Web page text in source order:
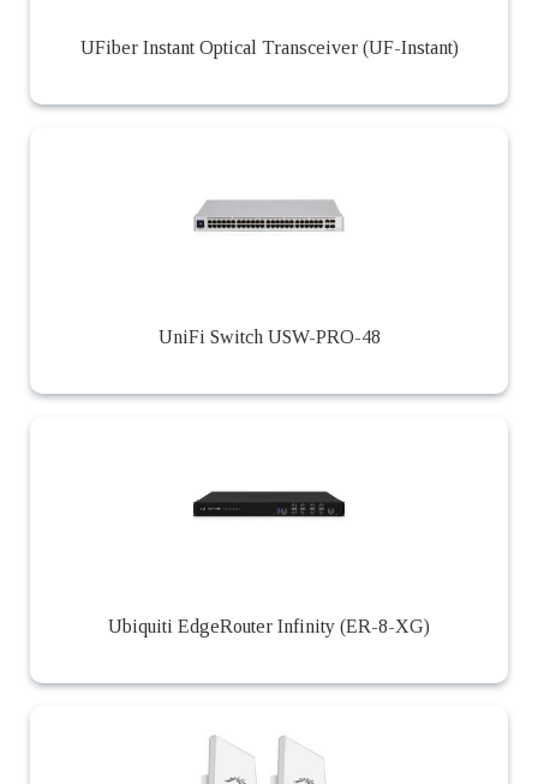
UFiber Instant Optical Transceiver (UF-Instant)
UniFi Switch USW-PRO-48
Ubiquiti EdgeRouter Infinity (ER-8-XG)